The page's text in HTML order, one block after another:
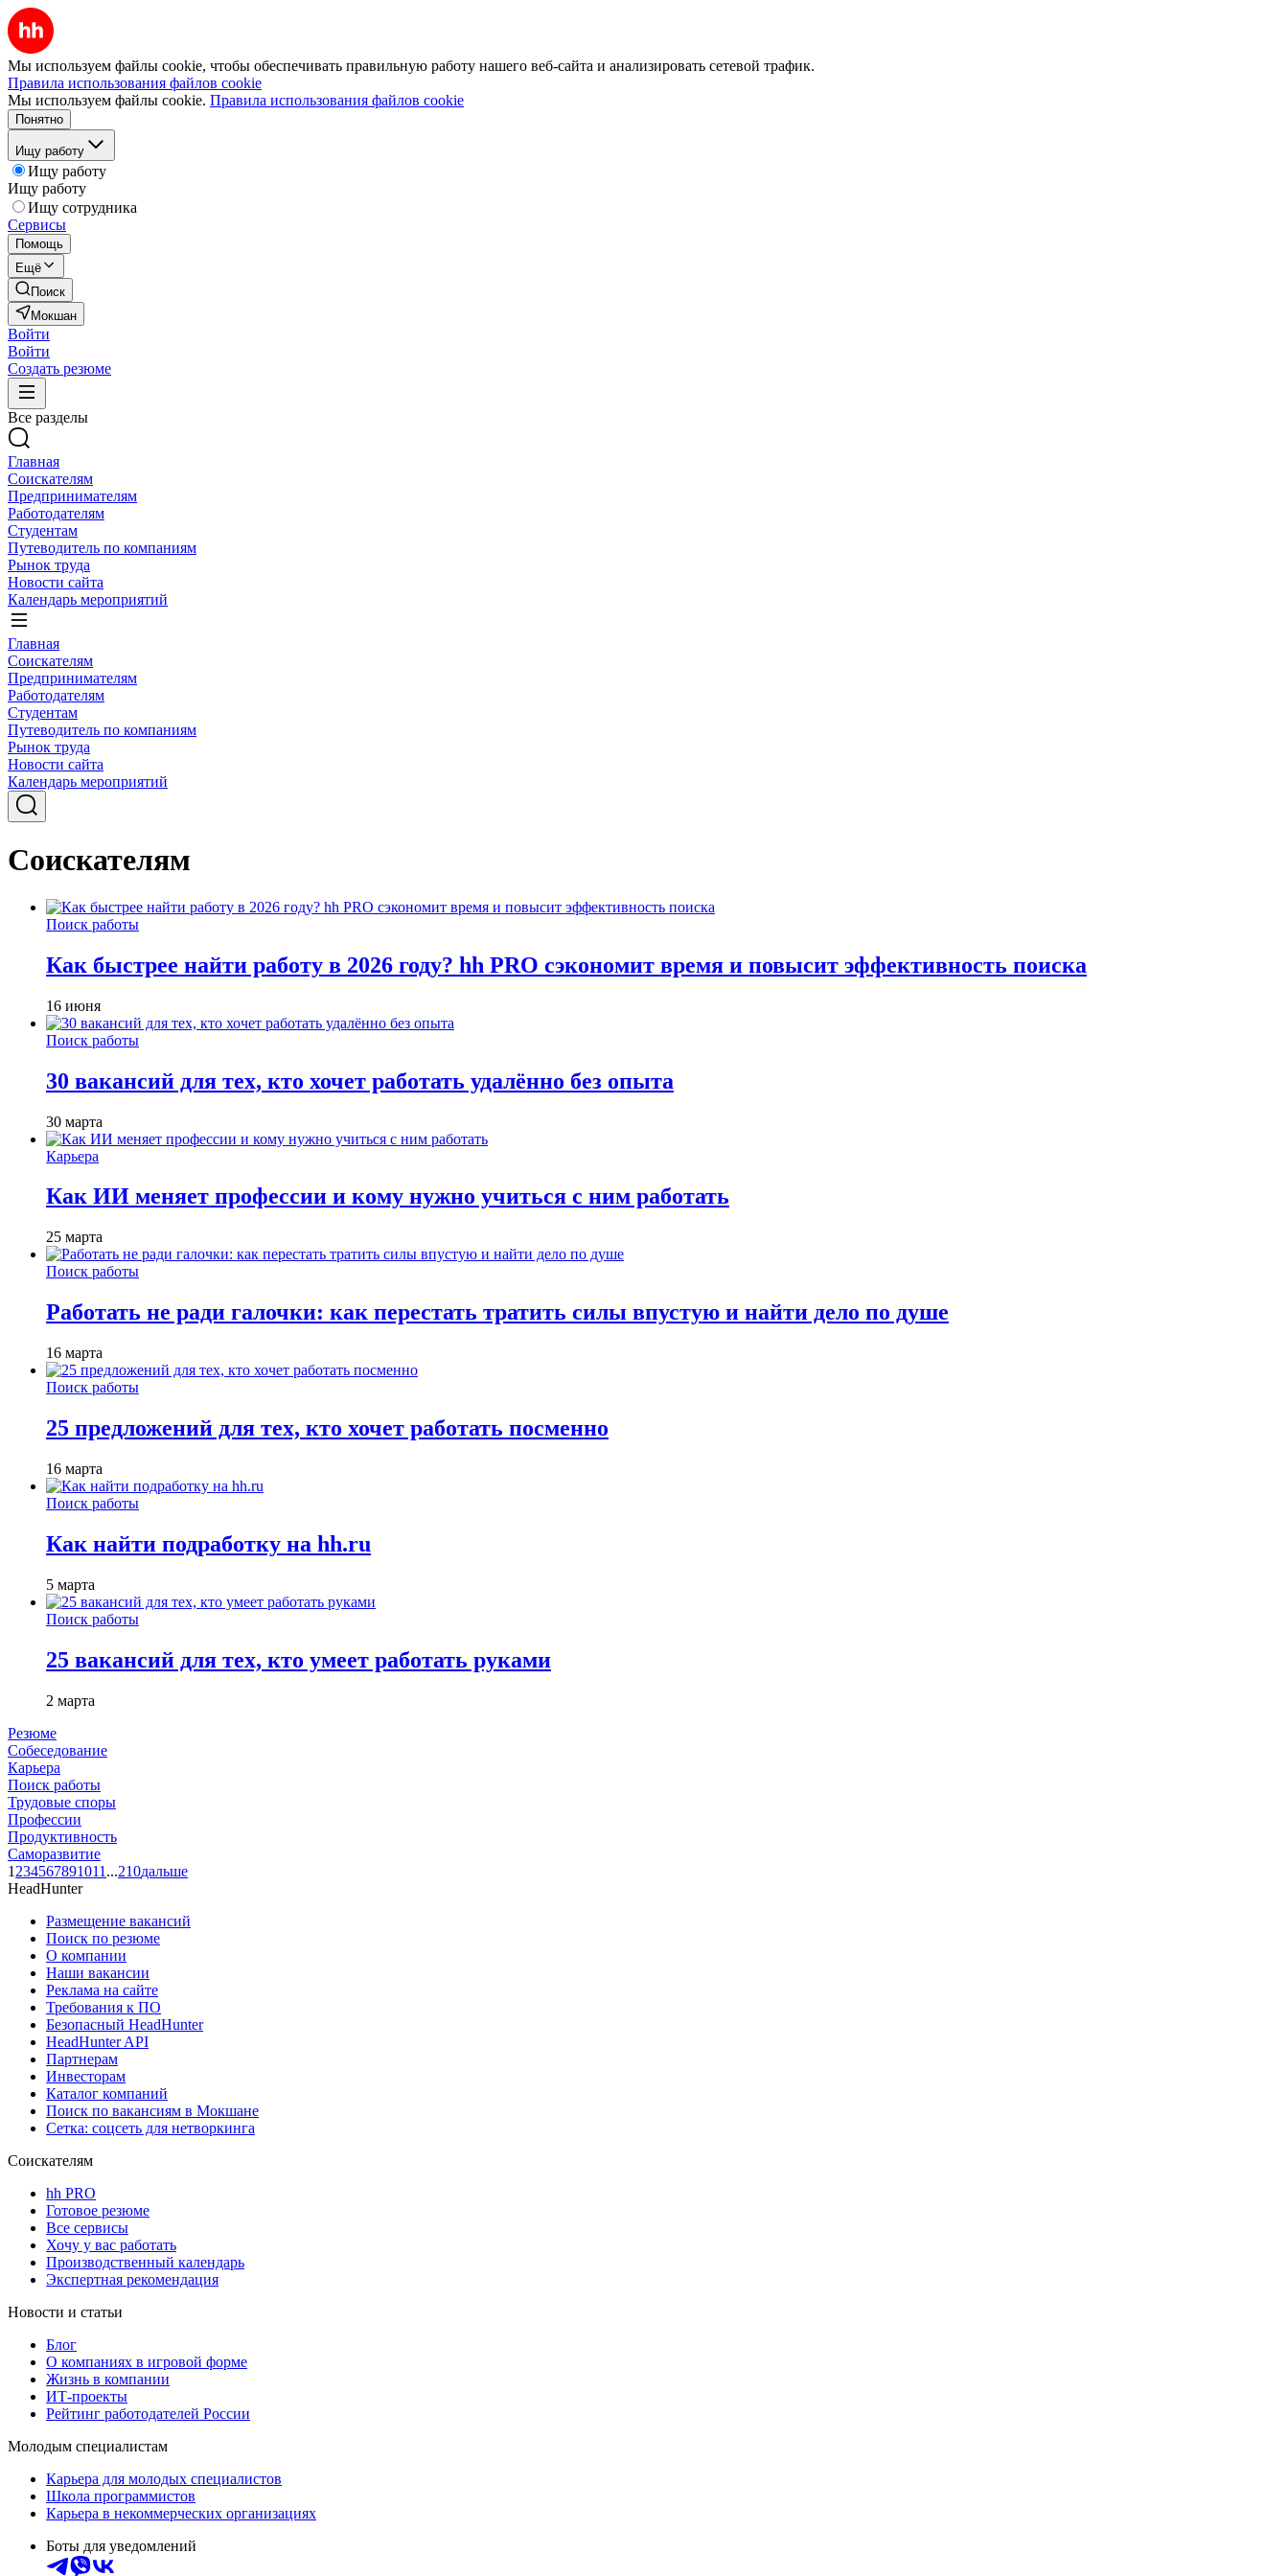
Мы используем файлы cookie, чтобы обеспечивать правильную работу нашего веб-сайта и анализировать сетевой трафик.
Правила использования файлов cookie
Мы используем файлы cookie. Правила использования файлов cookie
Понятно
Ищу работу
Ищу работу
Ищу работу
Ищу сотрудника
Сервисы
Помощь
Ещё
Поиск
Мокшан
Войти
Войти
Создать резюме
Все разделы
Главная
Соискателям
Предпринимателям
Работодателям
Студентам
Путеводитель по компаниям
Рынок труда
Новости сайта
Календарь мероприятий
Главная
Соискателям
Предпринимателям
Работодателям
Студентам
Путеводитель по компаниям
Рынок труда
Новости сайта
Календарь мероприятий
Соискателям
Поиск работы
Как быстрее найти работу в 2026 году? hh PRO сэкономит время и повысит эффективность поиска
16 июня
Поиск работы
30 вакансий для тех, кто хочет работать удалённо без опыта
30 марта
Карьера
Как ИИ меняет профессии и кому нужно учиться с ним работать
25 марта
Поиск работы
Работать не ради галочки: как перестать тратить силы впустую и найти дело по душе
16 марта
Поиск работы
25 предложений для тех, кто хочет работать посменно
16 марта
Поиск работы
Как найти подработку на hh.ru
5 марта
Поиск работы
25 вакансий для тех, кто умеет работать руками
2 марта
Резюме
Собеседование
Карьера
Поиск работы
Трудовые споры
Профессии
Продуктивность
Саморазвитие
1 234567891011 ...210дальше
HeadHunter
Размещение вакансий
Поиск по резюме
О компании
Наши вакансии
Реклама на сайте
Требования к ПО
Безопасный HeadHunter
HeadHunter API
Партнерам
Инвесторам
Каталог компаний
Поиск по вакансиям в Мокшане
Сетка: соцсеть для нетворкинга
Соискателям
hh PRO
Готовое резюме
Все сервисы
Хочу у вас работать
Производственный календарь
Экспертная рекомендация
Новости и статьи
Блог
О компаниях в игровой форме
Жизнь в компании
ИТ-проекты
Рейтинг работодателей России
Молодым специалистам
Карьера для молодых специалистов
Школа программистов
Карьера в некоммерческих организациях
Боты для уведомлений